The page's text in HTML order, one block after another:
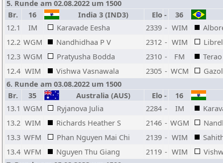
5. Runde am 02.08.2022 um 1500
Br.
16 India 3 (IND3) Elo -
36
12.1
IM Karavade Eesha 2339 - WIM
12.2 WGM Nandhidhaa P V 2312 - WIM
12.3 WGM Pratyusha Bodda 2310 - FM
12.4 WIM Vishwa Vasnawala 2305 - WCM
6. Runde am 03.08.2022 um 1500
Br.
35 Australia (AUS) Elo - 16
13.1 WGM Ryjanova Julia 2284 - IM
13.2 WIM Richards Heather S 2146 - WGM
13.3 WFM Phan Nguyen Mai Chi 2139 - WIM
13.4 WFM Nguyen Thu Giang 2119 - WIM